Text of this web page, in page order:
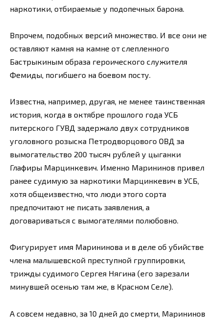
наркотики, отбираемые у подопечных барона.
Впрочем, подобных версий множество. И все они не
оставляют камня на камне от слепленного
Бастрыкиным образа героического служителя
Фемиды, погибшего на боевом посту.
Известна, например, другая, не менее таинственная
история, когда в октябре прошлого года УСБ
питерского ГУВД задержало двух сотрудников
уголовного розыска Петродворцового ОВД за
вымогательство 200 тысяч рублей у цыганки
Глафиры Марцинкевич. Именно Марининов привел
ранее судимую за наркотики Марцинкевич в УСБ,
хотя общеизвестно, что люди этого сорта
предпочитают не писать заявления, а
договариваться с вымогателями полюбовно.
Фигурирует имя Марининова и в деле об убийстве
члена малышевской преступной группировки,
трижды судимого Сергея Нягина (его зарезали
минувшей осенью там же, в Красном Селе).
А совсем недавно, за 10 дней до смерти, Марининов